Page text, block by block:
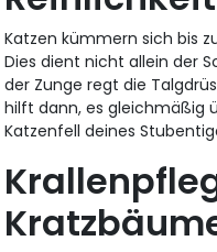
Katzen kümmern sich bis
Dies dient nicht allein der
der Zunge regt die
hilft dann, es gleichmäßig
Katzenfell deines